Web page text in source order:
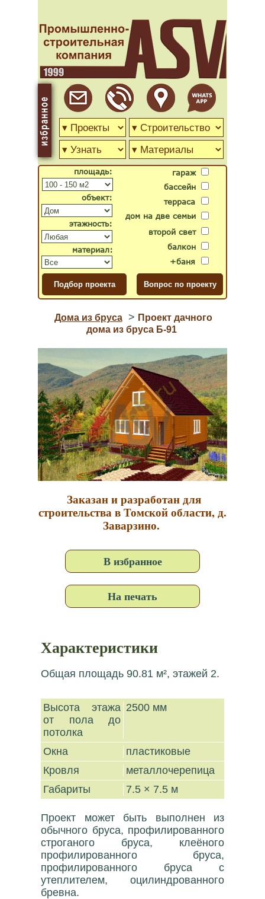
гараж
бассейн
второй свет
дом на две семьи
терраса
балкон
+баня
объект:
материал:
площадь:
этажность:
Дома из бруса > Проект дачного
дома из бруса Б-91
Заказан и разработан для
строительства в Томской области, д.
Заварзино.
В избранное
На печать
Характеристики
Общая площадь 90.81 м², этажей 2.
Высота этажа
от пола до
потолка
2500 мм
Окна
пластиковые
Кровля
металлочерепица
Габариты
7.5 × 7.5 м
Проект может быть выполнен из
обычного бруса, профилированного
строганого бруса, клеёного
профилированного бруса,
профилированного бруса с
утеплителем, оцилиндрованного
бревна.